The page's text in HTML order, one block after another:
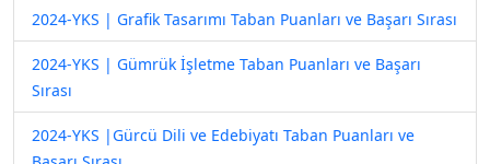
2024-YKS | Grafik Tasarımı Taban Puanları ve Başarı Sırası
2024-YKS | Gümrük İşletme Taban Puanları ve Başarı
Sırası
2024-YKS |Gürcü Dili ve Edebiyatı Taban Puanları ve